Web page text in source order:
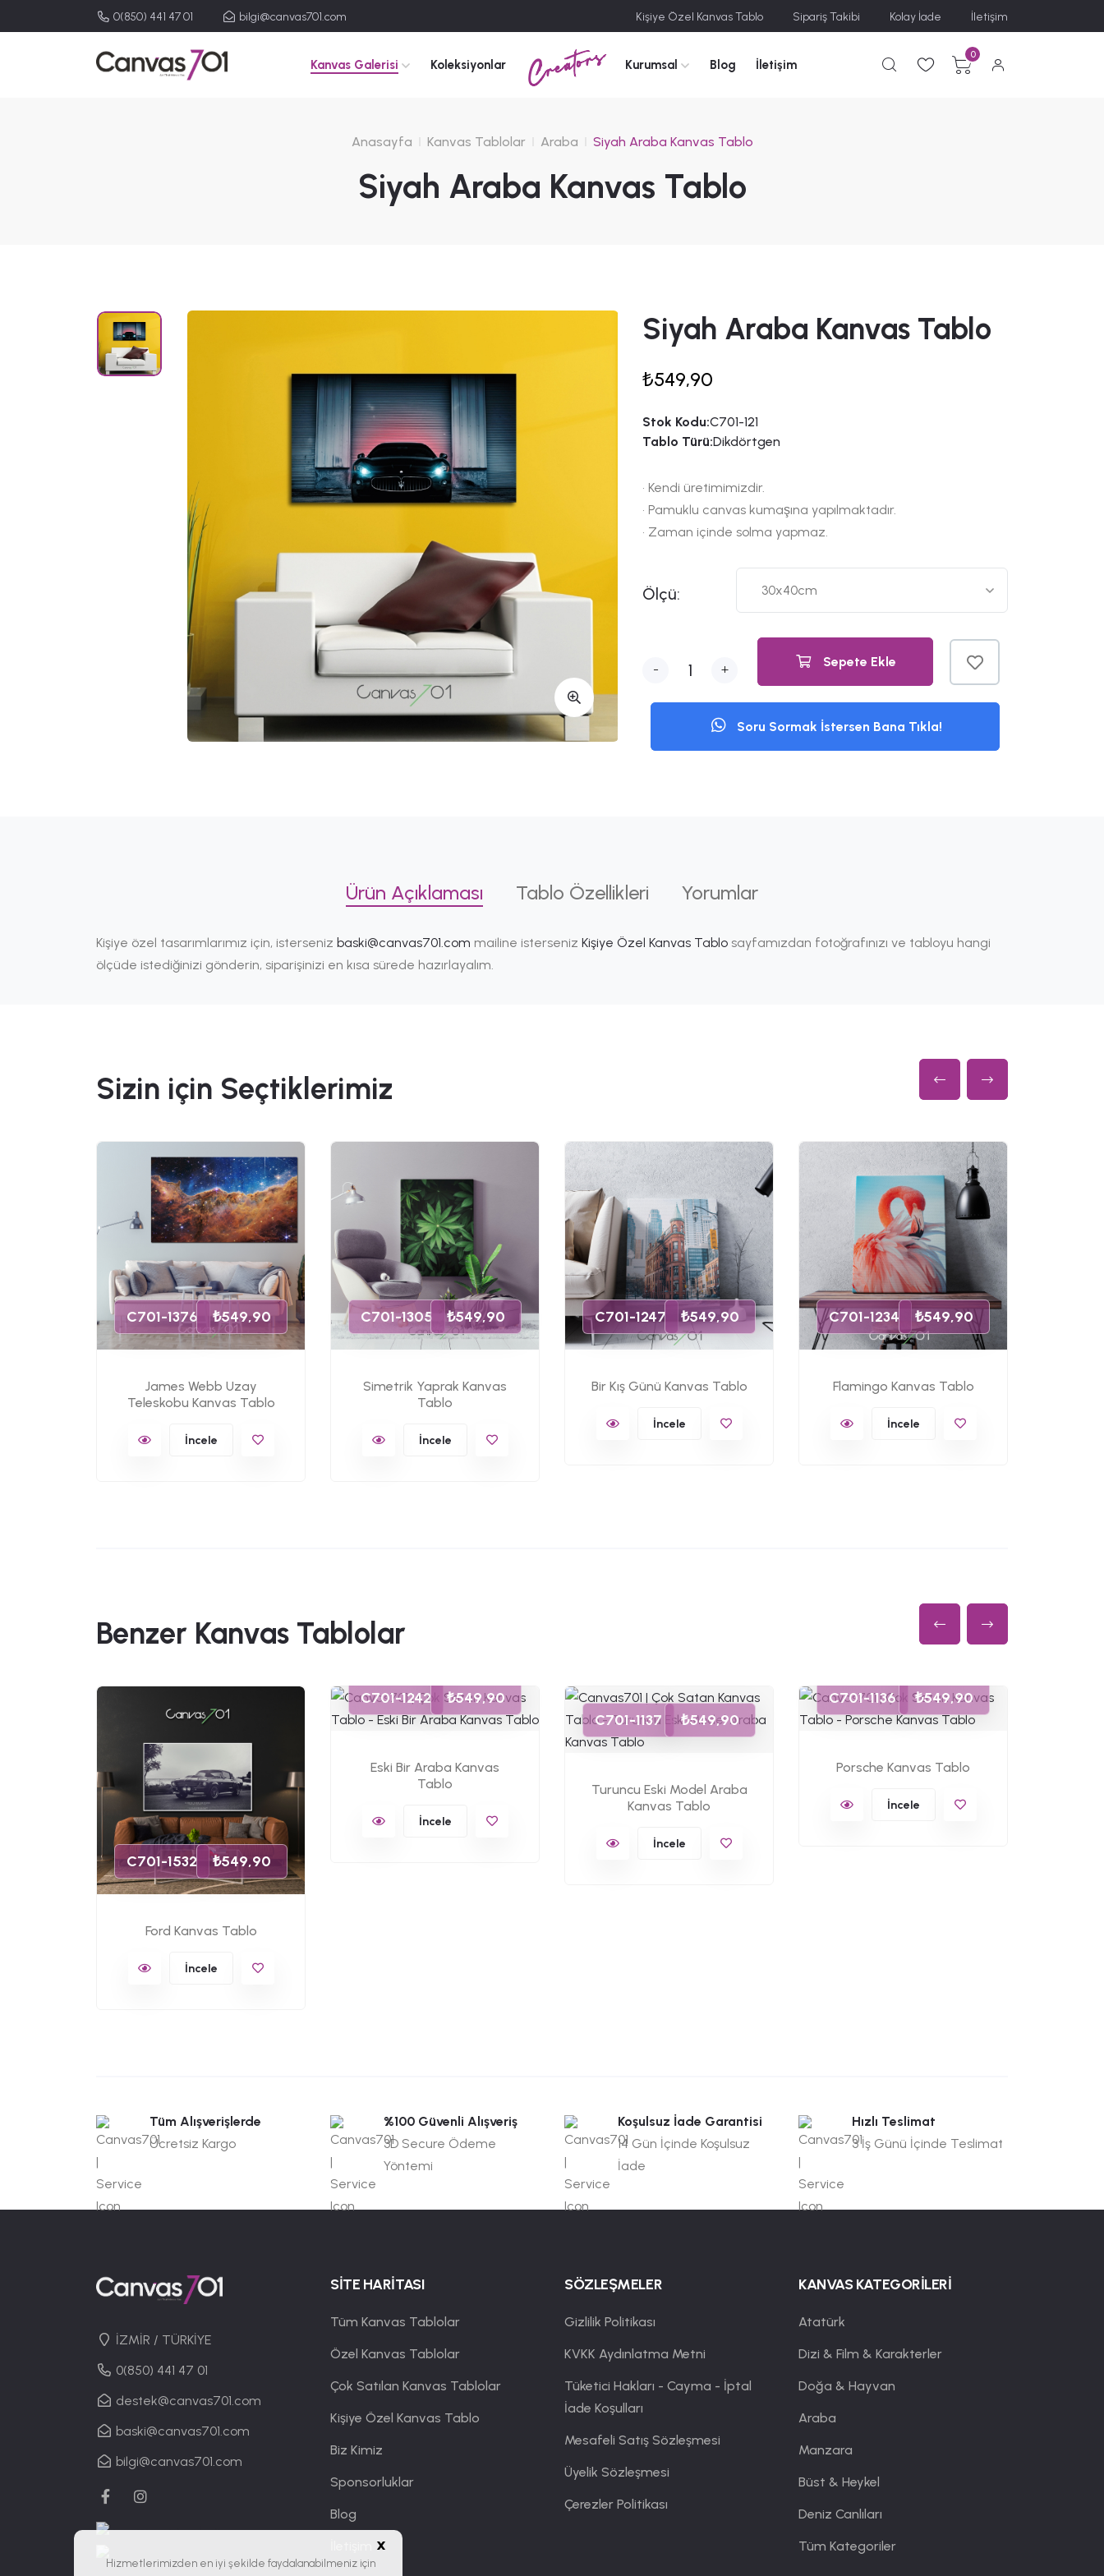
0(850) 441 47 01 bilgi@canvas701.com Kişiye Özel Kanvas Tablo Sipariş Takibi Kolay İade İletişim
Kanvas Galerisi Koleksiyonlar Creators Kurumsal Blog İletişim
0
Anasayfa Kanvas Tablolar Araba Siyah Araba Kanvas Tablo
Siyah Araba Kanvas Tablo
Siyah Araba Kanvas Tablo
₺549,90
Stok Kodu:C701-121
Tablo Türü:Dikdörtgen
• Kendi üretimimizdir.
• Pamuklu canvas kumaşına yapılmaktadır.
• Zaman içinde solma yapmaz.
Ölçü:
- + Sepete Ekle
Soru Sormak İstersen Bana Tıkla!
Ürün Açıklaması Tablo Özellikleri Yorumlar
Kişiye özel tasarımlarımız için, isterseniz baski@canvas701.com mailine isterseniz Kişiye Özel Kanvas Tablo sayfamızdan fotoğrafınızı ve tabloyu hangi
ölçüde istediğinizi gönderin, siparişinizi en kısa sürede hazırlayalım.
Sizin için Seçtiklerimiz
C701-1376 ₺549,90
James Webb Uzay
Teleskobu Kanvas Tablo
İncele
C701-1305 ₺549,90
Simetrik Yaprak Kanvas
Tablo
İncele
C701-1247 ₺549,90
Bir Kış Günü Kanvas Tablo
İncele
C701-1234 ₺549,90
Flamingo Kanvas Tablo
İncele
Benzer Kanvas Tablolar
C701-1532 ₺549,90
Ford Kanvas Tablo
İncele
C701-1242 ₺549,90
Eski Bir Araba Kanvas
Tablo
İncele
C701-1137 ₺549,90
Turuncu Eski Model Araba
Kanvas Tablo
İncele
C701-1136 ₺549,90
Porsche Kanvas Tablo
İncele
Tüm Alışverişlerde
Ücretsiz Kargo
%100 Güvenli Alışveriş
3D Secure Ödeme
Yöntemi
Koşulsuz İade Garantisi
14 Gün İçinde Koşulsuz
İade
Hızlı Teslimat
3 İş Günü İçinde Teslimat
İZMİR / TÜRKİYE
0(850) 441 47 01
destek@canvas701.com
baski@canvas701.com
bilgi@canvas701.com
SİTE HARİTASI
Tüm Kanvas Tablolar
Özel Kanvas Tablolar
Çok Satılan Kanvas Tablolar
Kişiye Özel Kanvas Tablo
Biz Kimiz
Sponsorluklar
Blog
SÖZLEŞMELER
Gizlilik Politikası
KVKK Aydınlatma Metni
Tüketici Hakları - Cayma - İptal
İade Koşulları
Mesafeli Satış Sözleşmesi
Üyelik Sözleşmesi
Çerezler Politikası
KANVAS KATEGORİLERİ
Atatürk
Dizi & Film & Karakterler
Doğa & Hayvan
Araba
Manzara
Büst & Heykel
Deniz Canlıları
Tüm Kategoriler
x
Hizmetlerimizden en iyi şekilde faydalanabilmeniz için